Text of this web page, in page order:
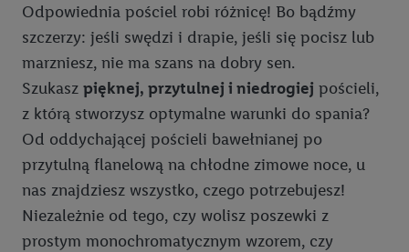
Odpowiednia pościel robi różnicę! Bo bądźmy
szczerzy: jeśli swędzi i drapie, jeśli się pocisz lub
marzniesz, nie ma szans na dobry sen.
Szukasz pięknej, przytulnej i niedrogiej pościeli,
z którą stworzysz optymalne warunki do spania?
Od oddychającej pościeli bawełnianej po
przytulną flanelową na chłodne zimowe noce, u
nas znajdziesz wszystko, czego potrzebujesz!
Niezależnie od tego, czy wolisz poszewki z
prostym monochromatycznym wzorem, czy